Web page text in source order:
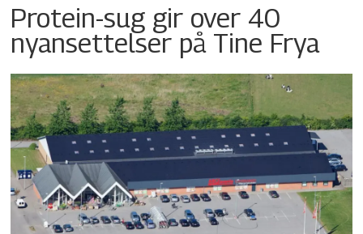
Protein-sug gir over 40
nyansettelser på Tine Frya